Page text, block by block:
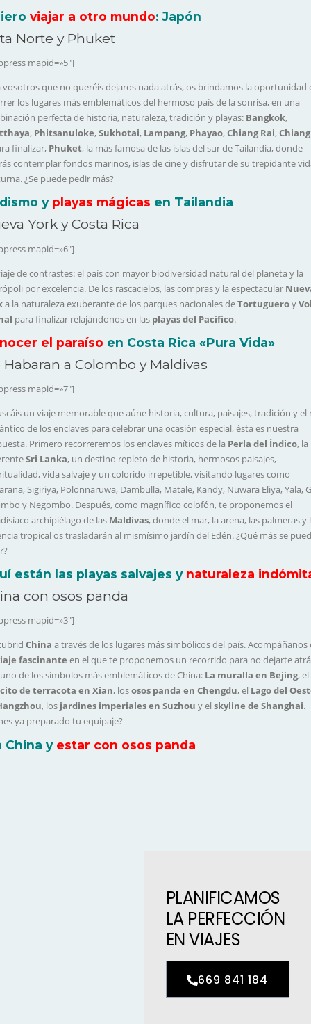
viajar a otro mundo: Japón
Norte y Phuket
mapid=»5″]
vosotros que no queréis dejaros nada atrás, os brindamos la oportunidad
los lugares más emblemáticos del hermoso país de la sonrisa, en una
perfecta de historia, naturaleza, tradición y playas: Bangkok,
, Phitsanuloke, Sukhotai, Lampang, Phayao, Chiang Rai, Chiang
finalizar, Phuket, la más famosa de las islas del sur de Tailandia, donde
contemplar fondos marinos, islas de cine y disfrutar de su trepidante
¿Se puede pedir más?
y playas mágicas en Tailandia
York y Costa Rica
mapid=»6″]
de contrastes: el país con mayor biodiversidad natural del planeta y la
por excelencia. De los rascacielos, las compras y la espectacular
a la naturaleza exuberante de los parques nacionales deTortugueroy
para finalizar relajándonos en las playas del Pacifico.
el paraíso en Costa Rica «Pura Vida»
Habaran a Colombo y Maldivas
mapid=»7″]
un viaje memorable que aúne historia, cultura, paisajes, tradición y el
de los enclaves para celebrar una ocasión especial, ésta es nuestra
Primero recorreremos los enclaves míticos de la Perla del Índico, la
Sri Lanka, un destino repleto de historia, hermosos paisajes,
vida salvaje y un colorido irrepetible, visitando lugares como
Sigiriya, Polonnaruwa, Dambulla, Matale, Kandy, Nuwara Eliya, Yala,
y Negombo. Después, como magnífico colofón, te proponemos el
archipiélago de las Maldivas, donde el mar, la arena, las palmeras y
tropical os trasladarán al mismísimo jardín del Edén. ¿Qué más se
están las playas salvajes y naturaleza
con osos panda
mapid=»3″]
China a través de los lugares más simbólicos del país. Acompáñanos
fascinante en el que te proponemos un recorrido para no dejarte
de los símbolos más emblemáticos de China: La muralla en Bejing, el
de terracota en Xian, lososos panda en Chengdu, el Lago del
, los jardines imperiales en Suzhou y el skyline de Shanghai.
ya preparado tu equipaje?
China y estar con osos panda
PLANIFICAMOS
LA PERFECCIÓN
EN VIAJES
669 841 184